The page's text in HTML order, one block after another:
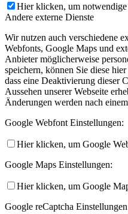
Hier klicken, um
Andere externe Dienste
Wir nutzen auch verschiedene
Webfonts, Google Maps und
Anbieter möglicherweise
speichern, können Sie diese
dass eine Deaktivierung dieser
Aussehen unserer Webseite
Änderungen werden nach
Google Webfont Einstellungen:
Hier klicken, um Google
Google Maps Einstellungen:
Hier klicken, um Google
Google reCaptcha